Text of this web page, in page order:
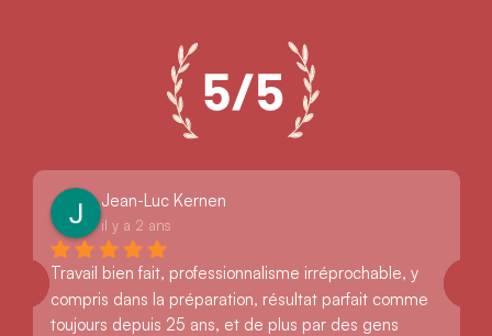
Jean-Luc Kernen
il y a 2 ans
Travail bien fait, professionnalisme irréprochable, y
compris dans la préparation, résultat parfait comme
toujours depuis 25 ans, et de plus par des gens